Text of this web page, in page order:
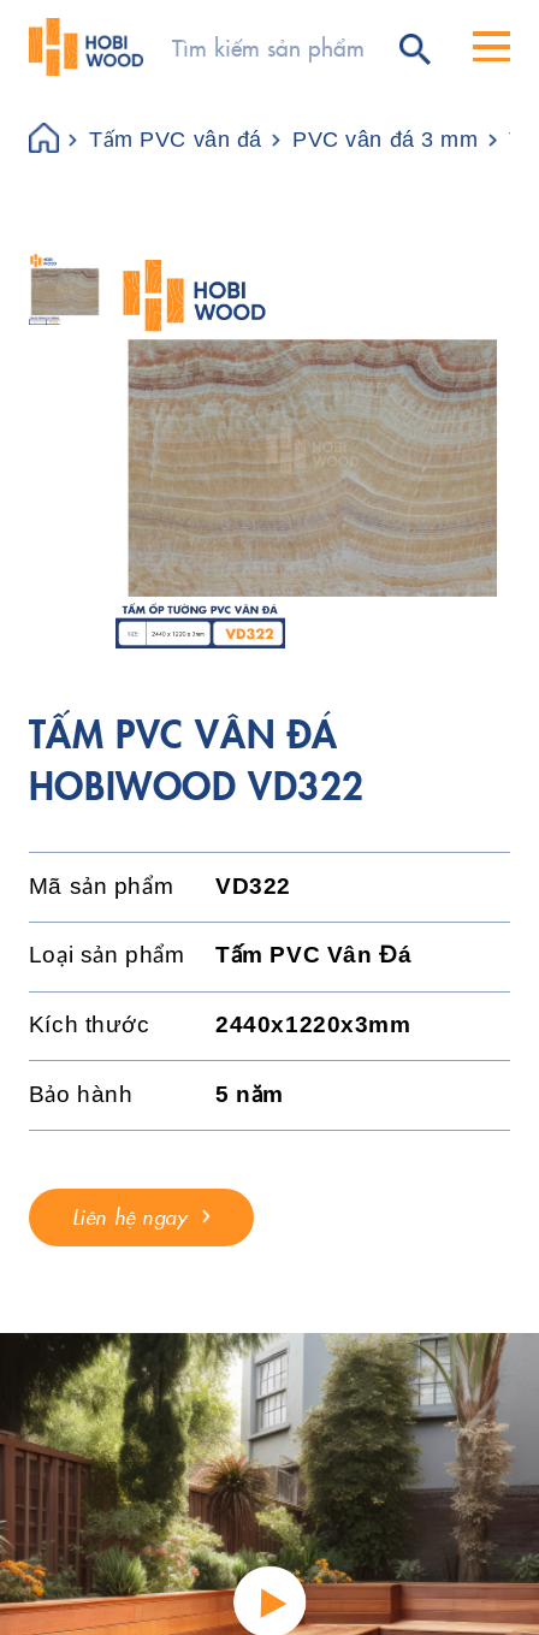
Tấm PVC vân đá PVC vân đá 3 mm
TẤM PVC VÂN ĐÁ
HOBIWOOD VD322
Mã sản phẩm VD322
Loại sản phẩm Tấm PVC Vân Đá
Kích thước 2440x1220x3mm
Bảo hành 5 năm
Liên hệ ngay